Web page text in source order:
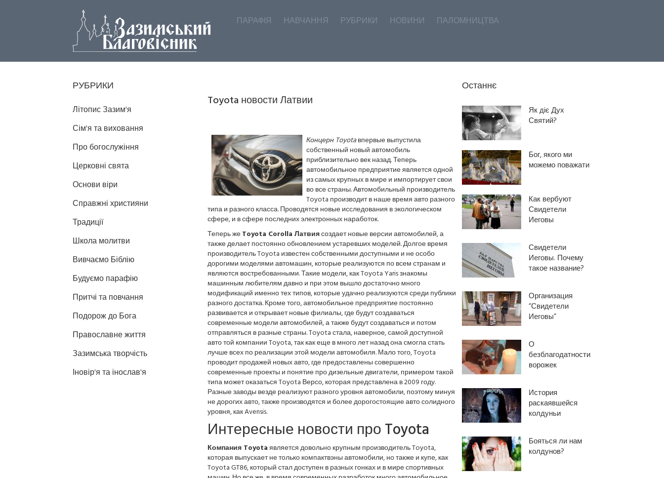
ПАРАФІЯ НАВЧАННЯ РУБРИКИ НОВИНИ ПАЛОМНИЦТВА
Toyota новости Латвии
Концерн Toyotaвпервые выпустила
собственный новый автомобиль
приблизительно век назад. Теперь
автомобильное предприятие является одной
из самых крупных в мире и импортирует свои
во все страны. Автомобильный производитель
Toyota производит в наше время авто разного
типа и разного класса. Проводятся новые исследования в экологическом
сфере, и в сфере последних электронных наработок.
Теперь жеToyota Corolla Латвиясоздает новые версии автомобилей, а
также делает постоянно обновлением устаревших моделей. Долгое время
производитель Toyota известен собственными доступными и не особо
дорогими моделями автомашин, которые реализуются по всем странам и
являются востребованными. Такие модели, как Toyota Yaris знакомы
машинным любителям давно и при этом вышло достаточно много
модификаций именно тех типов, которые удачно реализуются среди публики
разного достатка. Кроме того, автомобильное предприятие постоянно
развивается и открывает новые филиалы, где будут создаваться
современные модели автомобилей, а также будут создаваться и потом
отправляться в разные страны. Toyota стала, наверное, самой доступной
авто той компании Toyota, так как еще в много лет назад она смогла стать
лучше всех по реализации этой модели автомобиля. Мало того, Toyota
проводит продажей новых авто, где предоставлены совершенно
современные проекты и понятие про дизельные двигатели, примером такой
типа может оказаться Toyota Версо, которая представлена в 2009 году.
Разные заводы везде реализуют разного уровня автомобили, поэтому минуя
не дорогих авто, также производятся и более дорогостоящие авто солидного
уровня, как Avensis.
Интересные новости про Toyota
Компания Toyotaявляется довольно крупным производитель Toyota,
которая выпускает не только компактвэны автомобили, но также и купе, как
Toyota GT86, который стал доступен в разных гонках и в мире спортивных
РУБРИКИ
Літопис Зазим'я
Сім'я та виховання
Про богослужіння
Церковні свята
Основи віри
Справжні християни
Традиції
Школа молитви
Вивчаємо Біблію
Будуємо парафію
Притчі та повчання
Подорож до Бога
Православне життя
Зазимська творчість
Іновір'я та інослав'я
Останнє
Як діє Дух
Святий?
Бог, якого ми
можемо поважати
Как вербуют
Свидетели
Иеговы
Свидетели
Иеговы. Почему
такое название?
Организация
“Свидетели
Иеговы”
О
безблагодатности
ворожек
История
раскаявшейся
колдуньи
Бояться ли нам
колдунов?